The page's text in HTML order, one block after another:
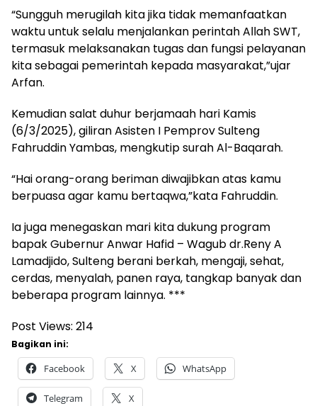
“Sungguh merugilah kita jika tidak memanfaatkan
waktu untuk selalu menjalankan perintah Allah SWT,
termasuk melaksanakan tugas dan fungsi pelayanan
kita sebagai pemerintah kepada masyarakat,”ujar
Arfan.
Kemudian salat duhur berjamaah hari Kamis
(6/3/2025), giliran Asisten I Pemprov Sulteng
Fahruddin Yambas, mengkutip surah Al-Baqarah.
“Hai orang-orang beriman diwajibkan atas kamu
berpuasa agar kamu bertaqwa,”kata Fahruddin.
Ia juga menegaskan mari kita dukung program
bapak Gubernur Anwar Hafid – Wagub dr.Reny A
Lamadjido, Sulteng berani berkah, mengaji, sehat,
cerdas, menyalah, panen raya, tangkap banyak dan
beberapa program lainnya. ***
Post Views: 214
Bagikan ini:
Facebook X WhatsApp
Telegram X